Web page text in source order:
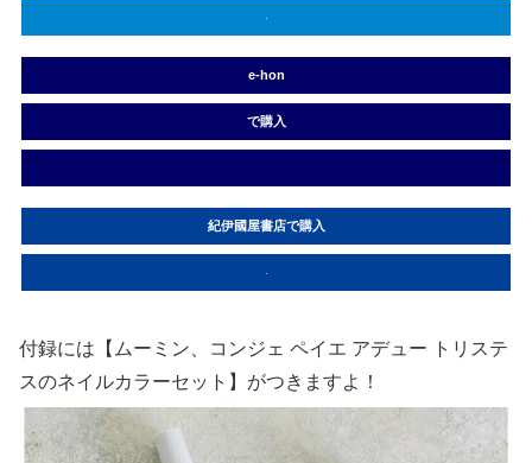
e-hon
で購入
紀伊國屋書店で購入
付録には【ムーミン、コンジェ ペイエ アデュー トリステ
スのネイルカラーセット】がつきますよ！